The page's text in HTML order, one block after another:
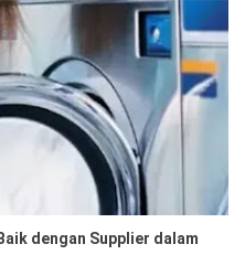
dengan Supplier dalam